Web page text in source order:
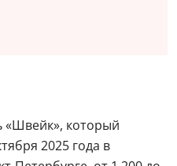
«Швейк», который
2025 года в